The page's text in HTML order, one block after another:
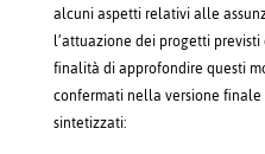
alcuni aspetti relativi alle
l’attuazione dei progetti
finalità di approfondire questi
confermati nella versione finale
sintetizzati: